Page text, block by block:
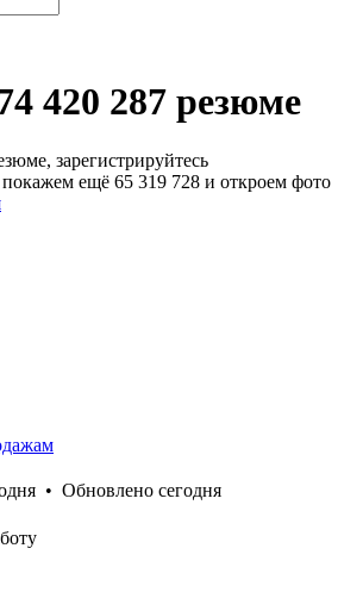
420 287 резюме
зарегистрируйтесь
ещё 65 319 728 и откроем фото
• Обновлено сегодня